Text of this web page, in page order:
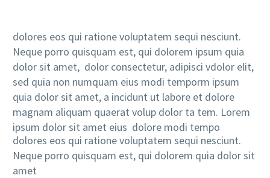
dolores eos qui ratione voluptatem sequi nesciunt.
Neque porro quisquam est, qui dolorem ipsum quia
dolor sit amet, dolor consectetur, adipisci vdolor elit,
sed quia non numquam eius modi temporm ipsum
quia dolor sit amet, a incidunt ut labore et dolore
magnam aliquam quaerat volup dolor ta tem. Lorem
ipsum dolor sit amet eius dolore modi tempo
dolores eos qui ratione voluptatem sequi nesciunt.
Neque porro quisquam est, qui dolorem quia dolor sit
amet